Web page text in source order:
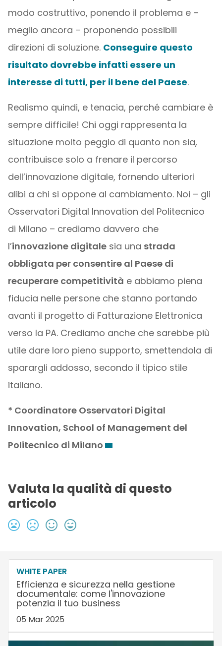
modo costruttivo, ponendo il problema e –
meglio ancora – proponendo possibili
direzioni di soluzione. Conseguire questo
risultato dovrebbe infatti essere un
interesse di tutti, per il bene del Paese.
Realismo quindi, e tenacia, perché cambiare è
sempre difficile! Chi oggi rappresenta la
situazione molto peggio di quanto non sia,
contribuisce solo a frenare il percorso
dell’innovazione digitale, fornendo ulteriori
alibi a chi si oppone al cambiamento. Noi – gli
Osservatori Digital Innovation del Politecnico
di Milano – crediamo davvero che
l’innovazione digitalesia una strada
obbligata per consentire al Paese di
recuperare competitività e abbiamo piena
fiducia nelle persone che stanno portando
avanti il progetto di Fatturazione Elettronica
verso la PA. Crediamo anche che sarebbe più
utile dare loro pieno supporto, smettendola di
sparargli addosso, secondo il tipico stile
italiano.
* Coordinatore Osservatori Digital
Innovation, School of Management del
Politecnico di Milano
Valuta la qualità di questo
articolo
WHITE PAPER
Efficienza e sicurezza nella gestione
documentale: come l'innovazione
potenzia il tuo business
05 Mar 2025